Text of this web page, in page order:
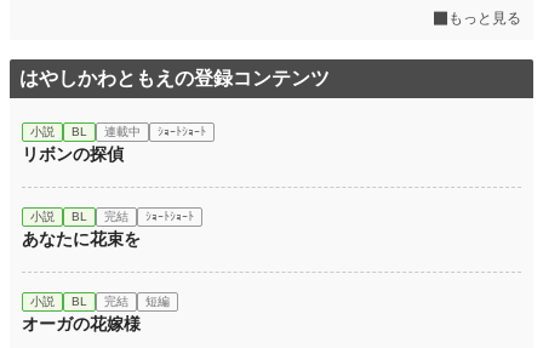
もっと見る
はやしかわともえの登録コンテンツ
小説 BL 連載中 ｼｮｰﾄｼｮｰﾄ
リボンの探偵
小説 BL 完結 ｼｮｰﾄｼｮｰﾄ
あなたに花束を
小説 BL 完結 短編
オーガの花嫁様